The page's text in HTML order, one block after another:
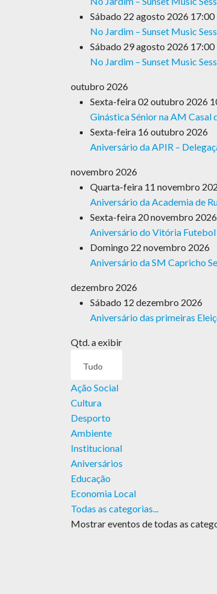
Sábado 22 agosto 2026 17:00
No Jardim – Sunset Music
Sábado 29 agosto 2026 17:00
No Jardim – Sunset Music
outubro 2026
Sexta-feira 02 outubro 2026
Ginástica Sénior na AM Casal
Sexta-feira 16 outubro 2026
Aniversário da APIR –
novembro 2026
Quarta-feira 11 novembro
Aniversário da Academia de
Sexta-feira 20 novembro 2026
Aniversário do Vitória
Domingo 22 novembro 2026
Aniversário da SM Capricho
dezembro 2026
Sábado 12 dezembro 2026
Aniversário das primeiras
Pagination
Limit
Qtd. a exibir
Ação Social
Cultura
Desporto
Ambiente
Institucional
Aniversários
Educação
Economia Local
Todas as categorias...
Mostrar eventos de todas as